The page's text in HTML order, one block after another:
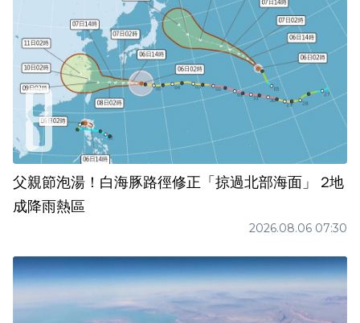
父親節泡湯！白海豚路徑修正「掠過北部海面」 2地
成降雨熱區
2026.08.06 07:30